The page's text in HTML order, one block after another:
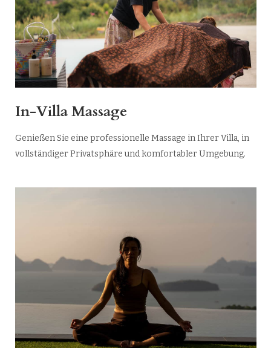
In-Villa Massage
Genießen Sie eine professionelle Massage in Ihrer Villa, in
vollständiger Privatsphäre und komfortabler Umgebung.